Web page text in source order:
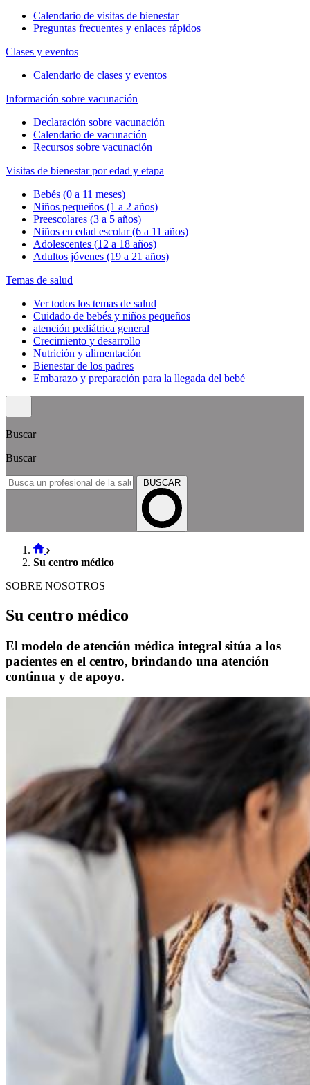
Calendario de visitas de bienestar
Preguntas frecuentes y enlaces rápidos
Clases y eventos
Calendario de clases y eventos
Información sobre vacunación
Declaración sobre vacunación
Calendario de vacunación
Recursos sobre vacunación
Visitas de bienestar por edad y etapa
Bebés (0 a 11 meses)
Niños pequeños (1 a 2 años)
Preescolares (3 a 5 años)
Niños en edad escolar (6 a 11 años)
Adolescentes (12 a 18 años)
Adultos jóvenes (19 a 21 años)
Temas de salud
Ver todos los temas de salud
Cuidado de bebés y niños pequeños
atención pediátrica general
Crecimiento y desarrollo
Nutrición y alimentación
Bienestar de los padres
Embarazo y preparación para la llegada del bebé
Buscar
Buscar
BUSCAR
Su centro médico
SOBRE NOSOTROS
Su centro médico
El modelo de atención médica integral sitúa a los
pacientes en el centro, brindando una atención
continua y de apoyo.